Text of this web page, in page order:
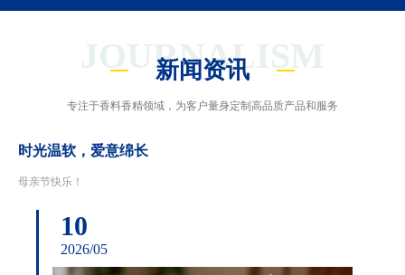
JOURNALISM
新闻资讯
专注于香料香精领域，为客户量身定制高品质产品和服务
时光温软，爱意绵长
母亲节快乐！
10
2026/05